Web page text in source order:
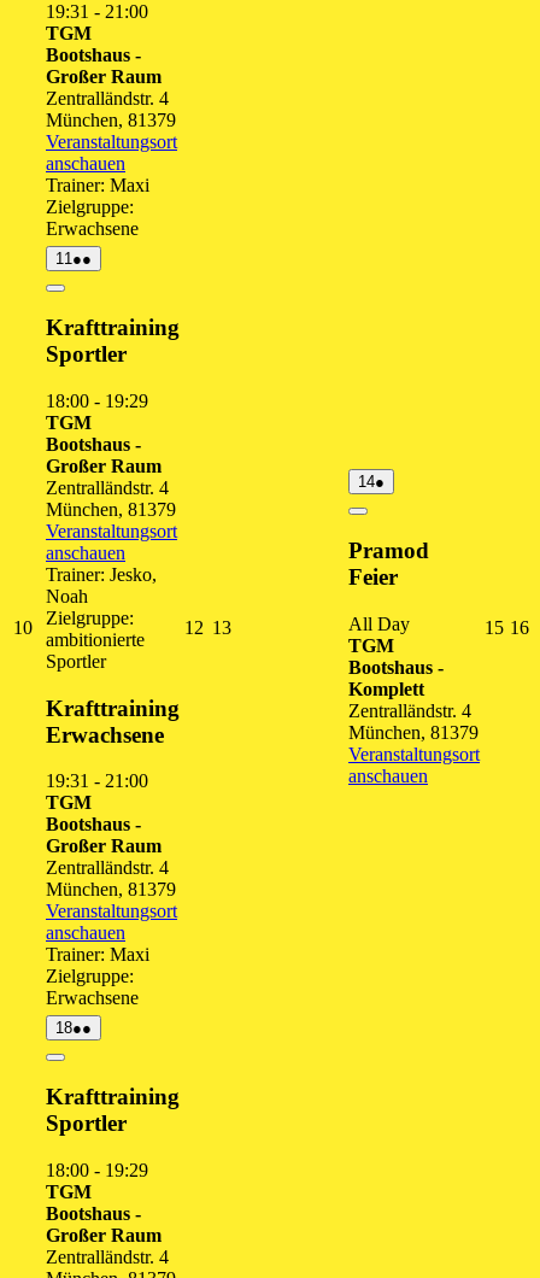
19:31 - 21:00
TGM
Bootshaus -
Großer Raum
Zentralländstr. 4
München, 81379
Veranstaltungsort
anschauen
Trainer: Maxi
Zielgruppe:
Erwachsene
1010.
August
2026
11 11.
August
●●
Veranstaltungen)
Close
Krafttraining
Sportler
18:00 - 19:29
TGM
Bootshaus -
Großer Raum
Zentralländstr. 4
München, 81379
Veranstaltungsort
anschauen
Trainer: Jesko,
Noah
Zielgruppe:
ambitionierte
Sportler
Krafttraining
Erwachsene
19:31 - 21:00
TGM
Bootshaus -
Großer Raum
Zentralländstr. 4
München, 81379
Veranstaltungsort
anschauen
Trainer: Maxi
Zielgruppe:
Erwachsene
12 12.
1313.
1414.
August
●
Veranstaltung)
Close
Pramod
Feier
All Day
TGM
Bootshaus -
Komplett
Zentralländstr. 4
München, 81379
Veranstaltungsort
anschauen
1515.
16
1818.
August
●●
Veranstaltungen)
Close
Krafttraining
Sportler
18:00 - 19:29
TGM
Bootshaus -
Großer Raum
Zentralländstr. 4